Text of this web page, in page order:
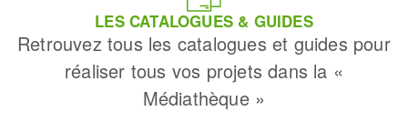
LES CATALOGUES & GUIDES
Retrouvez tous les catalogues et guides pour
réaliser tous vos projets dans la «
Médiathèque »